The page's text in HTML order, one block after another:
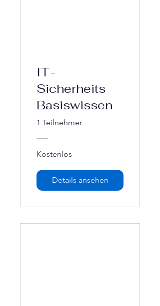
IT-
Sicherheits
Basiswissen
1 Teilnehmer
Kostenlos
Details ansehen